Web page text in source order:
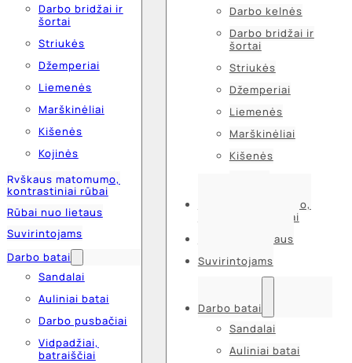
Darbo bridžai ir
šortai
Striukės
Džemperiai
Liemenės
Marškinėliai
Kišenės
Kojinės
Ryškaus matomumo,
kontrastiniai rūbai
Rūbai nuo lietaus
Suvirintojams
Darbo batai
Sandalai
Auliniai batai
Darbo pusbačiai
Vidpadžiai,
batraiščiai
Darbo kelnės
Darbo bridžai ir
šortai
Striukės
Džemperiai
Liemenės
Marškinėliai
Kišenės
Ryškaus matomumo,
kontrastiniai rūbai
Rūbai nuo lietaus
Suvirintojams
Darbo batai
Sandalai
Auliniai batai